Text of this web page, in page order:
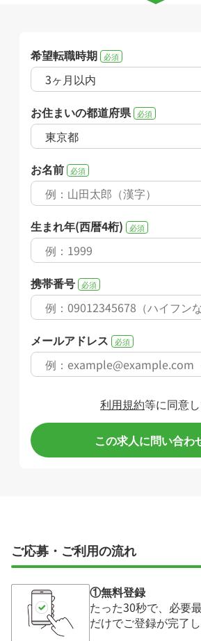
希望転職時期 必須
お住まいの都道府県 必須
お名前 必須
生まれ年(西暦4桁) 必須
携帯番号 必須
メールアドレス 必須
利用規約等に同意
この求人に問い合わ
ご応募・ご利用の流れ
①無料登録
たった30秒で、必要
だけでご登録が完了し